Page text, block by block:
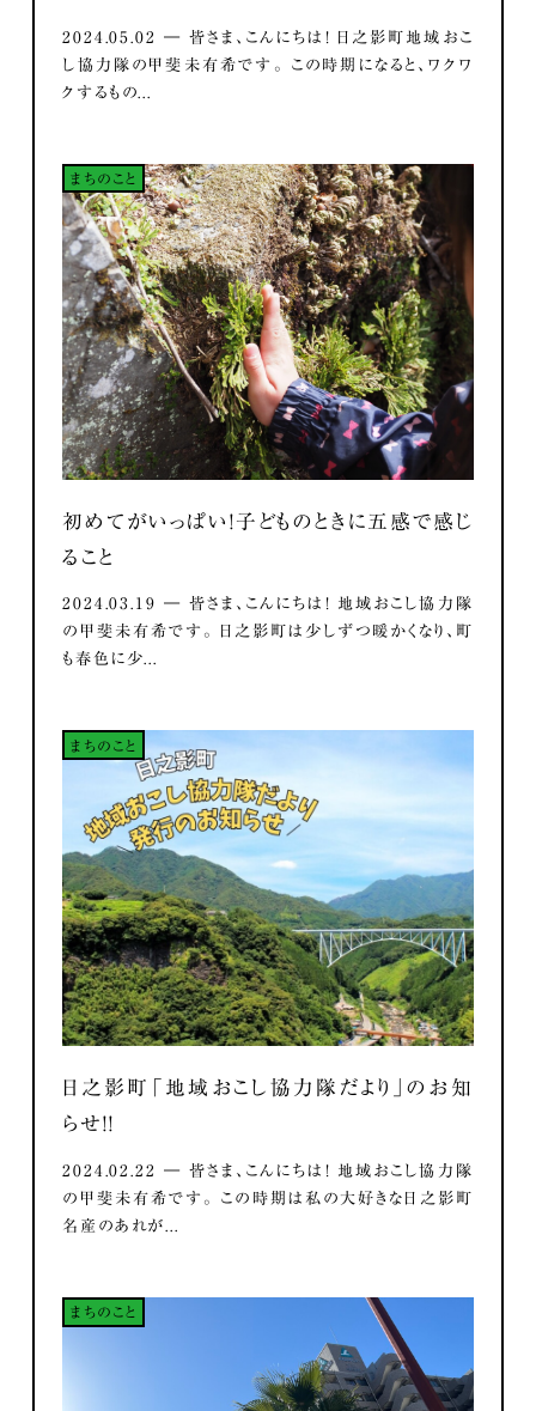
2024.05.02 ― 皆さま、こんにちは！ 日之影町地域おこ
し協力隊の甲斐未有希です。 この時期になると、ワクワ
クするもの...
まちのこと
初めてがいっぱい！子どものときに五感で感じ
ること
2024.03.19 ― 皆さま、こんにちは！ 地域おこし協力隊
の甲斐未有希です。 日之影町は少しずつ暖かくなり、町
も春色に少...
まちのこと
日之影町「地域おこし協力隊だより」のお知
らせ！！
2024.02.22 ― 皆さま、こんにちは！ 地域おこし協力隊
の甲斐未有希です。 この時期は私の大好きな日之影町
名産のあれが...
まちのこと